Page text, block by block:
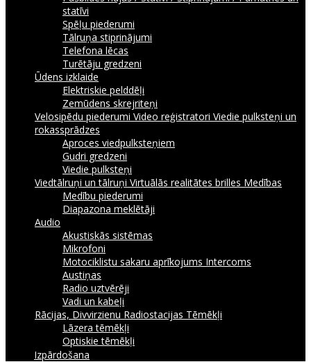
statīvi
Spēļu piederumi
Tālruņa stiprinājumi
Telefona lēcas
Turētāju gredzeni
Ūdens izklaide
Elektriskie pelddēļi
Zemūdens skrejriteņi
Velosipēdu piederumi Video reģistratori Viedie pulksteņi un
rokassprādzes
Aproces viedpulksteņiem
Gudri gredzeni
Viedie pulksteņi
Viedtālruņi un tālruņi Virtuālās realitātes brilles Medības
Medību piederumi
Diapazona meklētāji
Audio
Akustiskās sistēmas
Mikrofoni
Motociklistu sakaru aprīkojums Intercoms
Austiņas
Radio uztvērēji
Vadi un kabeļi
Rācijas, Divvirzienu Radiostacijas Tēmēkļi
Lāzera tēmēkļi
Optiskie tēmēkļi
Izpārdošana